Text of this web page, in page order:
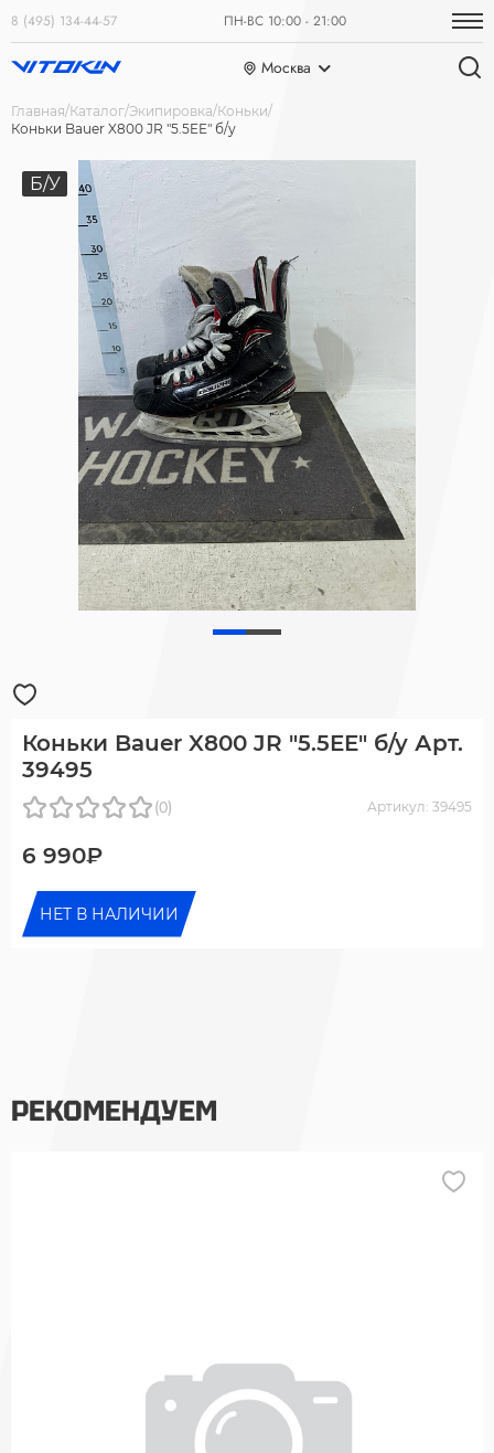
8 (495) 134-44-57 ПН-ВС 10:00 - 21:00
Москва
Главная Каталог Экипировка Коньки
Коньки Bauer X800 JR "5.5EE" б/у
Б/У
Коньки Bauer X800 JR "5.5EE" б/у Арт.
39495
(0) Артикул: 39495
6 990₽
НЕТ В НАЛИЧИИ
РЕКОМЕНДУЕМ